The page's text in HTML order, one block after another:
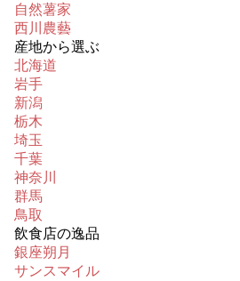
自然薯家
西川農藝
産地から選ぶ
北海道
岩手
新潟
栃木
埼玉
千葉
神奈川
群馬
鳥取
飲食店の逸品
銀座朔月
サンスマイル